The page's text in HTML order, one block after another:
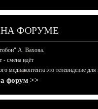
ФОРУМЕ
А. Вахова.
- смена идёт
медиаконтента это телевидение
форум >>